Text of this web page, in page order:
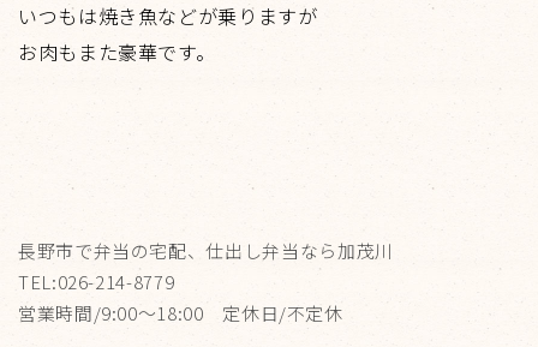
いつもは焼き魚などが乗りますが
お肉もまた豪華です。
長野市で弁当の宅配、仕出し弁当なら加茂川
TEL:026-214-8779
営業時間/9:00～18:00 定休日/不定休